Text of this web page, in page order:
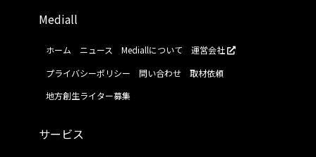
Mediall
ホーム ニュース Mediallについて
運営会社
プライバシーポリシー
問い合わせ
取材依頼
地方創生ライター募集
サービス